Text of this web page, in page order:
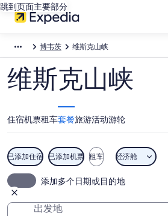
跳到页面主要部分
博韦茨 维斯克山峡
维斯克山峡
住宿机票租车套餐旅游活动游轮
已添加住宿 已添加机票 租车 经济舱
添加多个日期或目的地
出发地